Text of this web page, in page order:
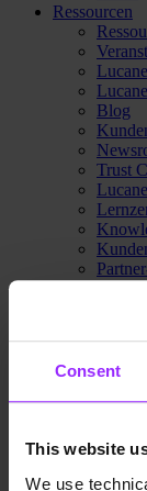
Consent
This website
We use
Ressourcen
Blog
Trust
Über
Trust
Preise